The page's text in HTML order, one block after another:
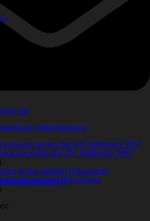
| Akkreditierung
bis 2017
gegen den FC Nöttingen 1957
in der zweiten Pokalrunde